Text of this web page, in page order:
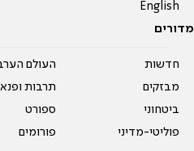
English
מדורים
חדשות
מבזקים
ביטחוני
פוליטי-מדיני
העולם
תרבות
ספורט
פורומים